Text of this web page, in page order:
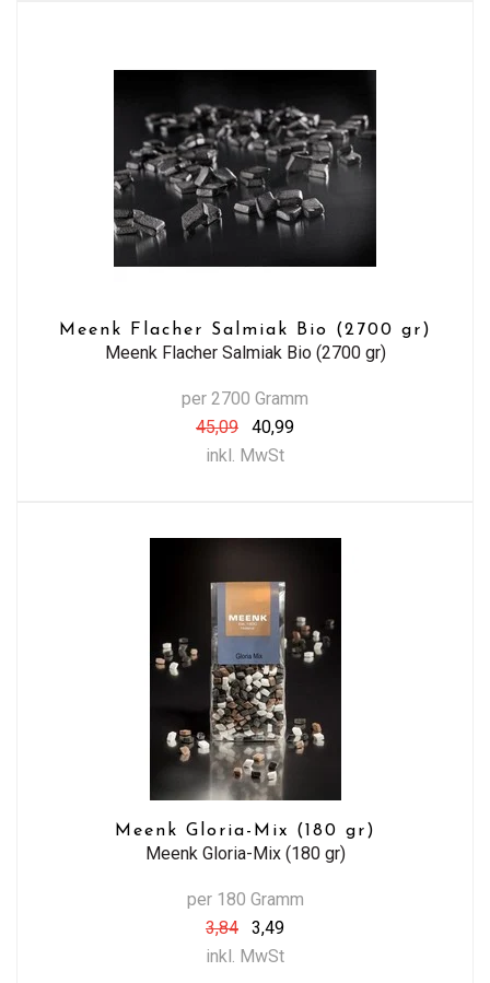
Meenk Flacher Salmiak Bio (2700 gr)
Meenk Flacher Salmiak Bio (2700 gr)
per 2700 Gramm
45,09
40,99
inkl. MwSt
Meenk Gloria-Mix (180 gr)
Meenk Gloria-Mix (180 gr)
per 180 Gramm
3,84
3,49
inkl. MwSt